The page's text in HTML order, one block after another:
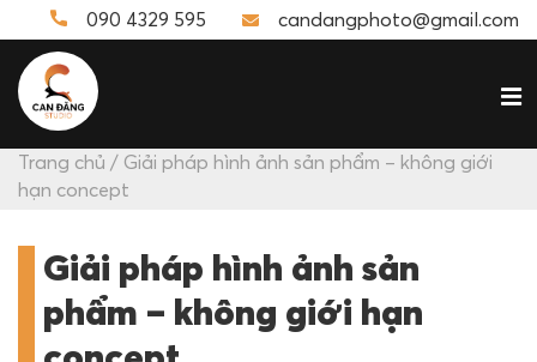
090 4329 595 candangphoto@gmail.com
Trang chủ / Giải pháp hình ảnh sản phẩm – không giới
hạn concept
Giải pháp hình ảnh sản
phẩm – không giới hạn